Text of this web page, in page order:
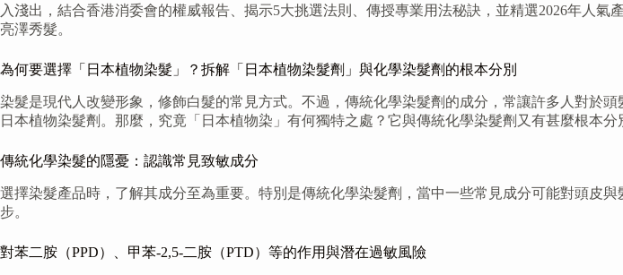
入淺出，結合香港消委會的權威報告、揭示5大挑選法則、傳授專業用法秘訣，並精選2026年人
亮澤秀髮。
為何要選擇「日本植物染髮」？拆解「日本植物染髮劑」與化學染髮劑的根本分別
染髮是現代人改變形象，修飾白髮的常見方式。不過，傳統化學染髮劑的成分，常讓許多人對於
日本植物染髮劑。那麼，究竟「日本植物染」有何獨特之處？它與傳統化學染髮劑又有甚麼根本分
傳統化學染髮的隱憂：認識常見致敏成分
選擇染髮產品時，了解其成分至為重要。特別是傳統化學染髮劑，當中一些常見成分可能對頭皮
步。
對苯二胺（PPD）、甲苯-2,5-二胺（PTD）等的作用與潛在過敏風險